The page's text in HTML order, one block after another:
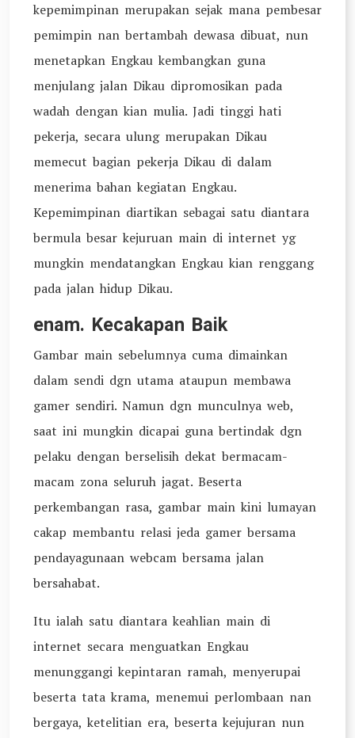
kepemimpinan merupakan sejak mana pembesar
pemimpin nan bertambah dewasa dibuat, nun
menetapkan Engkau kembangkan guna
menjulang jalan Dikau dipromosikan pada
wadah dengan kian mulia. Jadi tinggi hati
pekerja, secara ulung merupakan Dikau
memecut bagian pekerja Dikau di dalam
menerima bahan kegiatan Engkau.
Kepemimpinan diartikan sebagai satu diantara
bermula besar kejuruan main di internet yg
mungkin mendatangkan Engkau kian renggang
pada jalan hidup Dikau.
enam. Kecakapan Baik
Gambar main sebelumnya cuma dimainkan
dalam sendi dgn utama ataupun membawa
gamer sendiri. Namun dgn munculnya web,
saat ini mungkin dicapai guna bertindak dgn
pelaku dengan berselisih dekat bermacam-
macam zona seluruh jagat. Beserta
perkembangan rasa, gambar main kini lumayan
cakap membantu relasi jeda gamer bersama
pendayagunaan webcam bersama jalan
bersahabat.
Itu ialah satu diantara keahlian main di
internet secara menguatkan Engkau
menunggangi kepintaran ramah, menyerupai
beserta tata krama, menemui perlombaan nan
bergaya, ketelitian era, beserta kejujuran nun